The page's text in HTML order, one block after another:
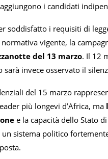
i candidati
soddisfatto i requisiti di
normativa vigente, la
del 13 marzo. Il 12
sarà invece osservato il
del 15 marzo
più longevi d’Africa, ma
e la capacità dello Stato
sistema politico